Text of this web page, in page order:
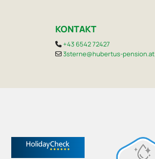
KONTAKT
 +43 6542 72427
 3sterne@hubertus-pension.at